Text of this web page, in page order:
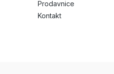
Prodavnice
Kontakt